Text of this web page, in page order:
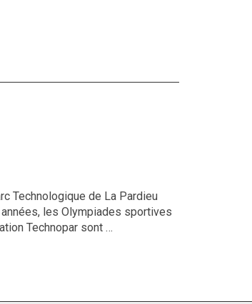
Technologique de La Pardieu
les Olympiades sportives
Technopar sont …